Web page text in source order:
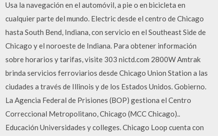
Usa la navegación en el automóvil, a pie o en bicicleta en
cualquier parte del mundo. Electric desde el centro de Chicago
hasta South Bend, Indiana, con servicio en el Southeast Side de
Chicago y el noroeste de Indiana. Para obtener información
sobre horarios y tarifas, visite 303 nictd.com 2800W Amtrak
brinda servicios ferroviarios desde Chicago Union Station a las
ciudades a través de Illinois y de los Estados Unidos. Gobierno.
La Agencia Federal de Prisiones (BOP) gestiona el Centro
Correccional Metropolitano, Chicago (MCC Chicago)..
Educación Universidades y colleges. Chicago Loop cuenta con